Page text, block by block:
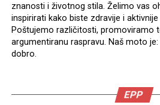
znanosti i životnog stila. Želimo vas
inspirirati kako biste zdravije i
Poštujemo različitosti, promoviramo
argumentiranu raspravu. Naš moto
dobro.
EPP